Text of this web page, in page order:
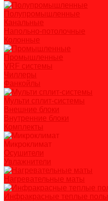
Полупромышленные
Канальные
Напольно-потолочные
Колонные
Промышленные
VRF системы
Чиллеры
Фанкойлы
Мульти сплит-системы
Внешние блоки
Внутренние блоки
Комплекты
Микроклимат
Осушители
Увлажнители
Нагревательные маты
Инфракрасные теплые полы